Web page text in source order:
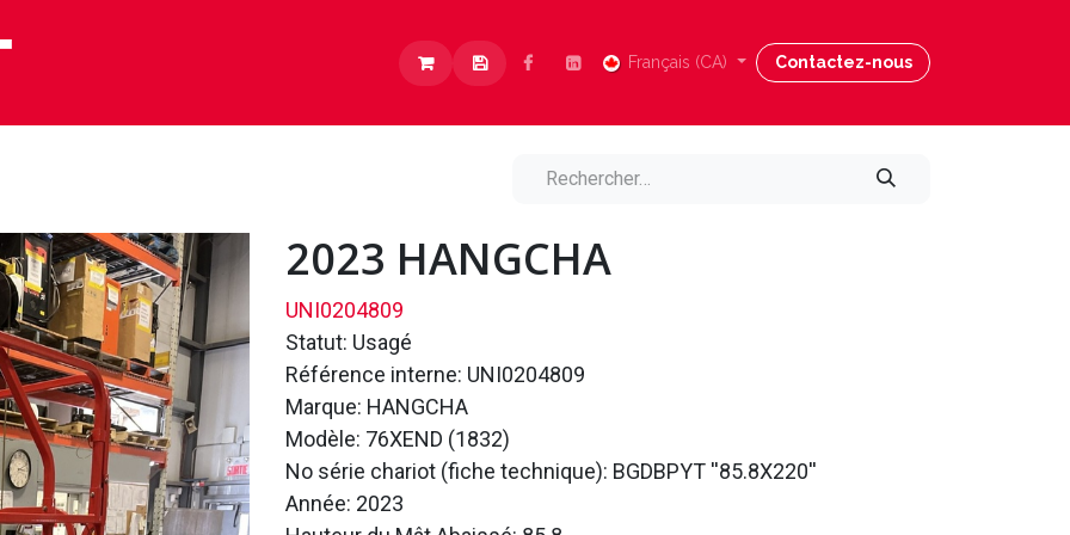
Carrières Nous joindre Blog Aide
Français (CA) Contactez-nous
2023 HANGCHA
UNI0204809
Statut: Usagé
Référence interne: UNI0204809
Marque: HANGCHA
Modèle: 76XEND (1832)
No série chariot (fiche technique): BGDBPYT ''85.8X220''
Année: 2023